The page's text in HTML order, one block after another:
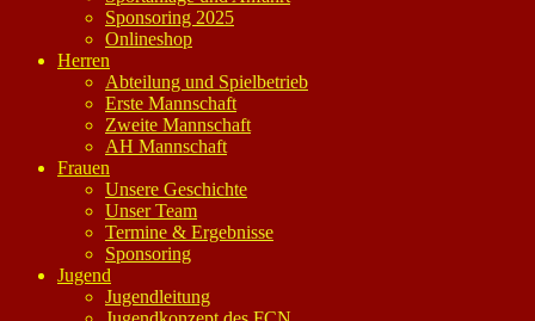
Sponsoring 2025
Onlineshop
Herren
Abteilung und Spielbetrieb
Erste Mannschaft
Zweite Mannschaft
AH Mannschaft
Frauen
Unsere Geschichte
Unser Team
Termine & Ergebnisse
Sponsoring
Jugend
Jugendleitung